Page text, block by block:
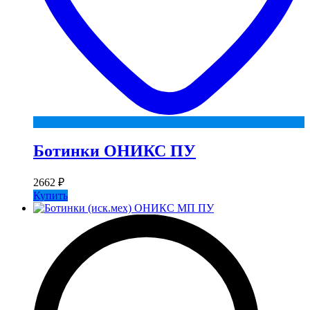
Ботинки ОНИКС ПУ
2662 ₽
Купить